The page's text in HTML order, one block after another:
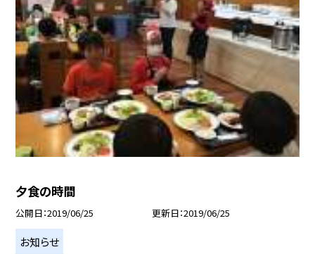
夕食の時間
公開日 2019/06/25 更新日 2019/06/25
お知らせ